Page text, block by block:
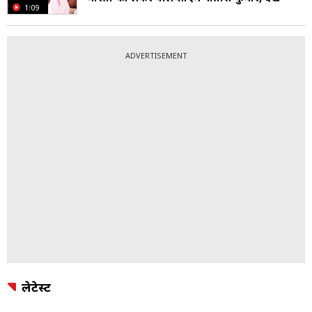
1:09
ADVERTISEMENT
लेटेस्ट